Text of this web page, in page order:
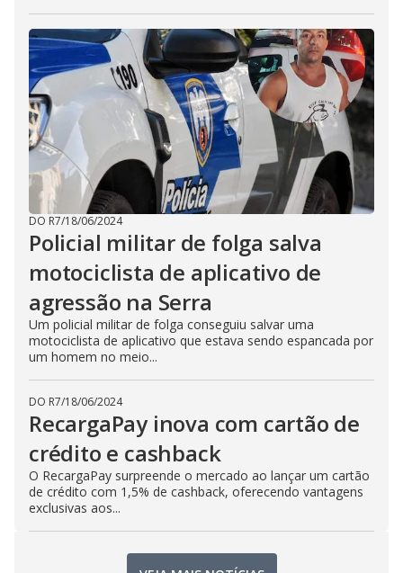
DO R7/18/06/2024
Policial militar de folga salva
motociclista de aplicativo de
agressão na Serra
Um policial militar de folga conseguiu salvar uma
motociclista de aplicativo que estava sendo espancada por
um homem no meio...
DO R7/18/06/2024
RecargaPay inova com cartão de
crédito e cashback
O RecargaPay surpreende o mercado ao lançar um cartão
de crédito com 1,5% de cashback, oferecendo vantagens
exclusivas aos...